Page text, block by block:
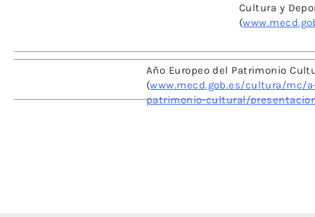
Cultura y
(
Año Europeo del Patrimonio
(www.mecd.gob.es/cultura/mc/
patrimonio-cultural/